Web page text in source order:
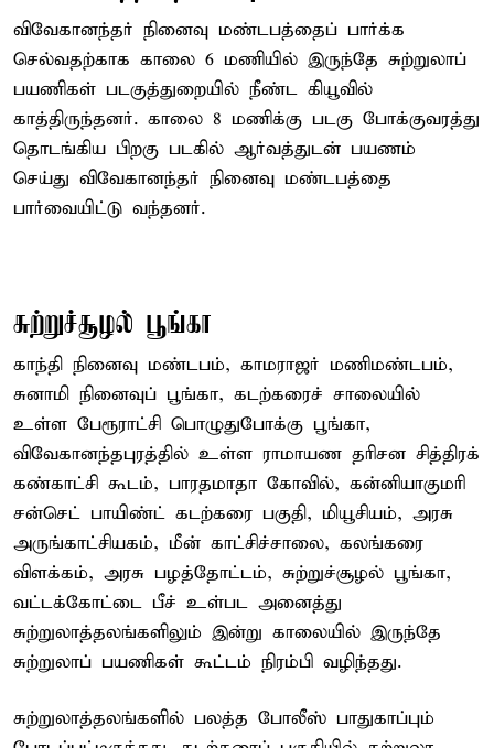
விவேகானந்தர் நினைவு மண்டபத்தைப் பார்க்க
செல்வதற்காக காலை 6 மணியில் இருந்தே சுற்றுலாப்
பயணிகள் படகுத்துறையில் நீண்ட கியூவில்
காத்திருந்தனர். காலை 8 மணிக்கு படகு போக்குவரத்து
தொடங்கிய பிறகு படகில் ஆர்வத்துடன் பயணம்
செய்து விவேகானந்தர் நினைவு மண்டபத்தை
பார்வையிட்டு வந்தனர்.
சுற்றுச்சூழல் பூங்கா
காந்தி நினைவு மண்டபம், காமராஜர் மணிமண்டபம்,
சுனாமி நினைவுப் பூங்கா, கடற்கரைச் சாலையில்
உள்ள பேரூராட்சி பொழுதுபோக்கு பூங்கா,
விவேகானந்தபுரத்தில் உள்ள ராமாயண தரிசன சித்திரக்
கண்காட்சி கூடம், பாரதமாதா கோவில், கன்னியாகுமரி
சன்செட் பாயிண்ட் கடற்கரை பகுதி, மியூசியம், அரசு
அருங்காட்சியகம், மீன் காட்சிச்சாலை, கலங்கரை
விளக்கம், அரசு பழத்தோட்டம், சுற்றுச்சூழல் பூங்கா,
வட்டக்கோட்டை பீச் உள்பட அனைத்து
சுற்றுலாத்தலங்களிலும் இன்று காலையில் இருந்தே
சுற்றுலாப் பயணிகள் கூட்டம் நிரம்பி வழிந்தது.
சுற்றுலாத்தலங்களில் பலத்த போலீஸ் பாதுகாப்பும்